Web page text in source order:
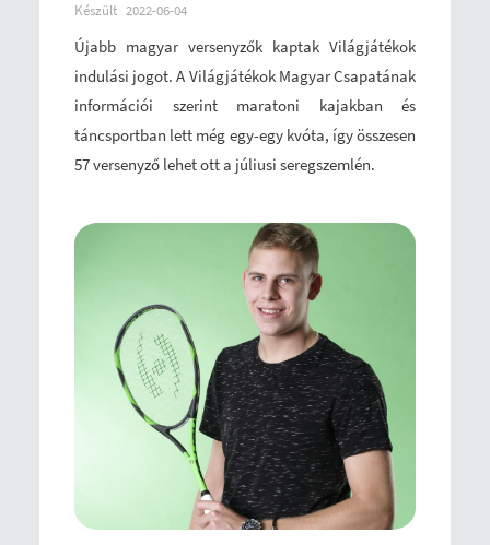
Készült 2022-06-04
Újabb magyar versenyzők kaptak Világjátékok
indulási jogot. A Világjátékok Magyar Csapatának
információi szerint maratoni kajakban és
táncsportban lett még egy-egy kvóta, így összesen
57 versenyző lehet ott a júliusi seregszemlén.